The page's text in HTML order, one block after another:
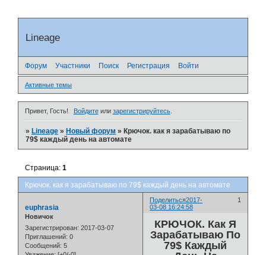
Lineage
Форум Участники Поиск Регистрация Войти
Активные темы
Привет, Гость! Войдитеили зарегистрируйтесь.
»Lineage »Новый форум »Крючок. как я зарабатываю по
79$ каждый день на автомате
Крючок. как я зарабатываю по 79$ каждый день на автомате
Страница:1
Поделиться 1
2017-
03-08 16:24:58
euphrasia
Новичок
Зарегистрирован: 2017-03-07
Приглашений: 0
Сообщений: 5
КРЮЧОК. Как Я
Зарабатываю По
79$ Каждый